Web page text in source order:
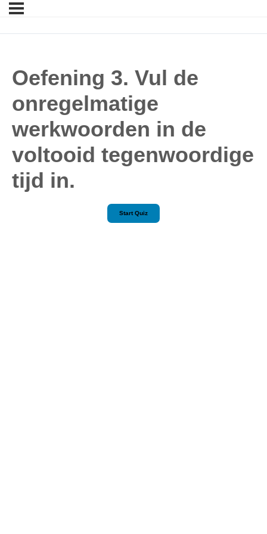
Oefening 3. Vul de
onregelmatige
werkwoorden in de
voltooid tegenwoordige
tijd in.